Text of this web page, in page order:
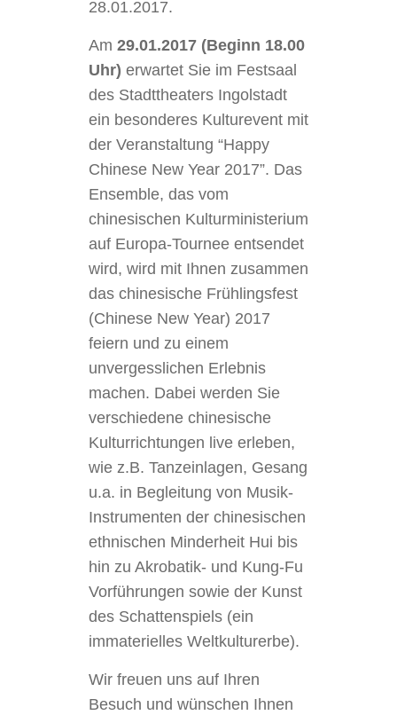
28.01.2017.
Am 29.01.2017 (Beginn 18.00
Uhr) erwartet Sie im Festsaal
des Stadttheaters Ingolstadt
ein besonderes Kulturevent mit
der Veranstaltung “Happy
Chinese New Year 2017”. Das
Ensemble, das vom
chinesischen Kulturministerium
auf Europa-Tournee entsendet
wird, wird mit Ihnen zusammen
das chinesische Frühlingsfest
(Chinese New Year) 2017
feiern und zu einem
unvergesslichen Erlebnis
machen. Dabei werden Sie
verschiedene chinesische
Kulturrichtungen live erleben,
wie z.B. Tanzeinlagen, Gesang
u.a. in Begleitung von Musik-
Instrumenten der chinesischen
ethnischen Minderheit Hui bis
hin zu Akrobatik- und Kung-Fu
Vorführungen sowie der Kunst
des Schattenspiels (ein
immaterielles Weltkulturerbe).
Wir freuen uns auf Ihren
Besuch und wünschen Ihnen